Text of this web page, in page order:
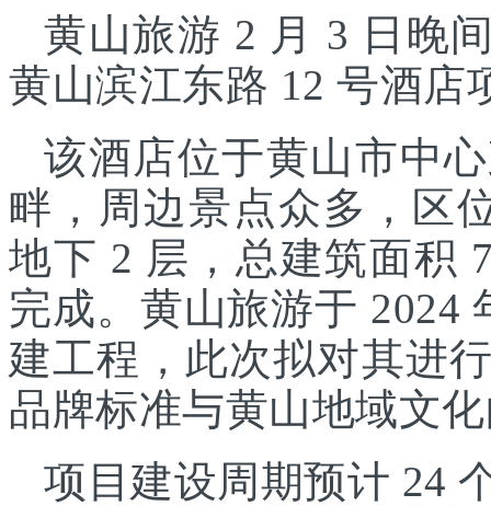
黄山旅游 2 月 3 日晚
黄山滨江东路 12 号酒店
该酒店位于黄山市中
畔，周边景点众多，区
地下 2 层，总建筑面积
完成。黄山旅游于 2024
建工程，此次拟对其进
品牌标准与黄山地域文
项目建设周期预计 24